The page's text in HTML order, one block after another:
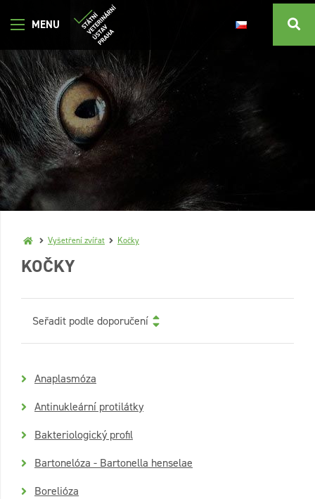
Vyšetření zvířat Kočky
KOČKY
Seřadit podle doporučení
Anaplasmóza
Antinukleární protilátky
Bakteriologický profil
Bartonelóza - Bartonella henselae
Borelióza